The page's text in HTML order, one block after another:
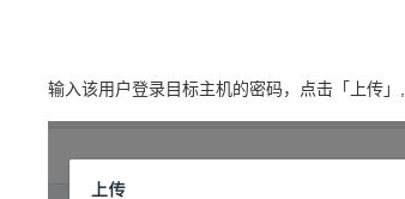
输入该用户登录目标主机的密码，点击「上传」,